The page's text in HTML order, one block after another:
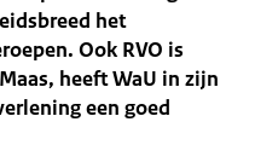
het
Ook RVO is
heeft WaU in zijn
een goed